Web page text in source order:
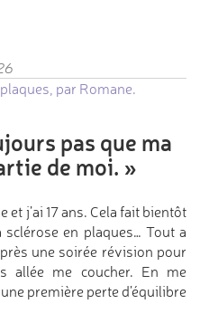
par Romane.
pas que ma
de moi. »
et j’ai 17 ans. Cela fait bientôt
sclérose en plaques… Tout a
une soirée révision pour
allée me coucher. En me
première perte d’équilibre